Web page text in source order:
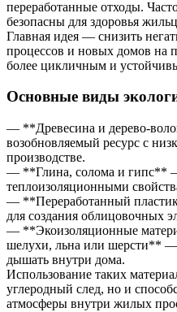
переработанные отходы.
безопасны для здоровья
Главная идея — снизить
процессов и новых домов на
более цикличным и
Основные виды
— **Древесина и дерево-
возобновляемый ресурс с
производстве.
— **Глина, солома и гипс**
теплоизоляционными
— **Переработанный
для создания облицовочных
— **Экоизоляционные
шелухи, льна или шерсти** —
дышать внутри дома.
Использование таких
углеродный след, но и
атмосферы внутри жилых